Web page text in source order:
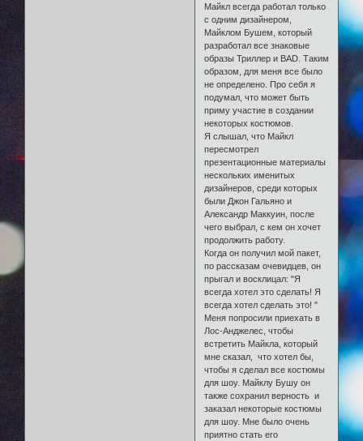
Майкл всегда работал только
с одним дизайнером,
Майклом Бушем, который
разработал все знаковые
образы Триллер и BAD. Таким
образом, для меня все было
не определено. Про себя я
подумал, что может быть
приму участие в создании
некоторых костюмов.
Я слышал, что Майкл
пересмотрел
презентационные материалы
нескольких именитых
дизайнеров, среди которых
были Джон Гальяно и
Александр Маккуин, после
чего выбрал, с кем он хочет
продолжить работу.
Когда он получил мой пакет,
по рассказам очевидцев, он
прыгал и восклицал: "Я
всегда хотел это сделать! Я
всегда хотел сделать это! "
Меня попросили приехать в
Лос-Анджелес, чтобы
встретить Майкла, который
мне сказал, что хотел бы,
чтобы я сделал все костюмы
для шоу. Майклу Бушу он
также сохранил верность и
заказал некоторые костюмы
для шоу. Мне было очень
приятно стать его